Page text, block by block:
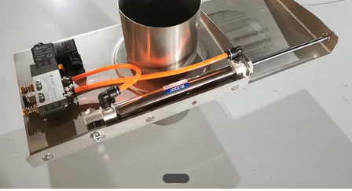
SITE
PRIVACY
POLICY